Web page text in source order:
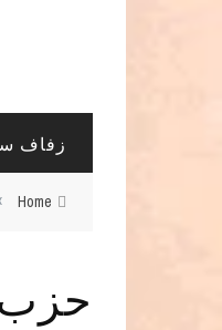
زفاف
Home
حزب